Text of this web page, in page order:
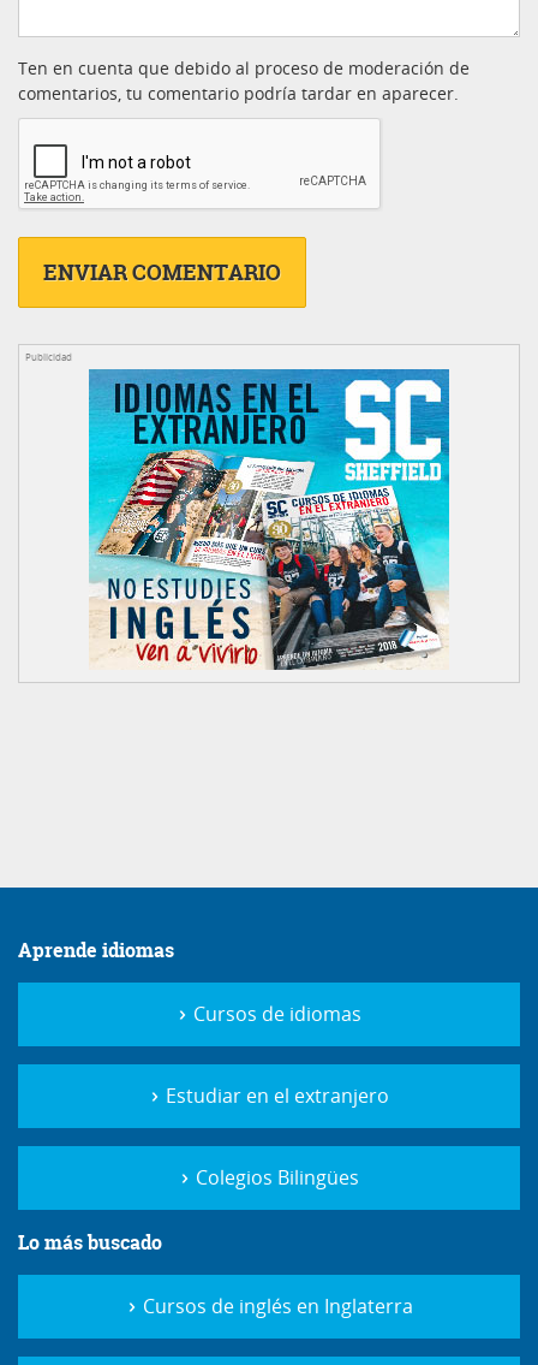
Ten en cuenta que debido al proceso de moderación de
comentarios, tu comentario podría tardar en aparecer.
Publicidad
Aprende idiomas
Cursos de idiomas
Estudiar en el extranjero
Colegios Bilingües
Lo más buscado
Cursos de inglés en Inglaterra